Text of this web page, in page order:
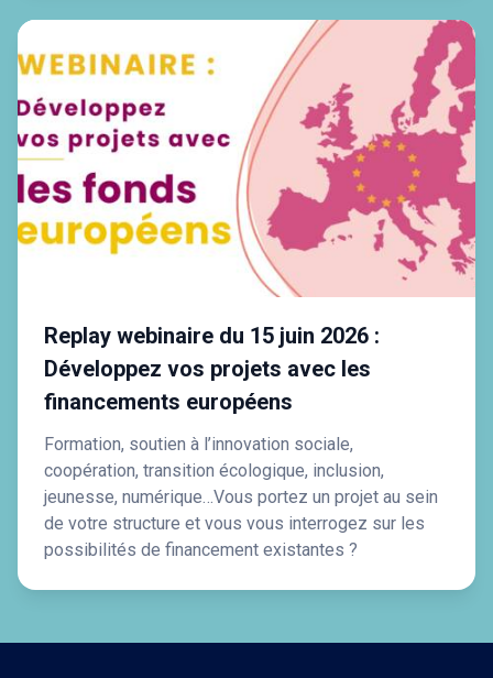
Replay webinaire du 15 juin 2026 :
Développez vos projets avec les
financements européens
Formation, soutien à l’innovation sociale,
coopération, transition écologique, inclusion,
jeunesse, numérique…Vous portez un projet au sein
de votre structure et vous vous interrogez sur les
possibilités de financement existantes ?